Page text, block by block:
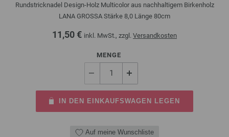
Rundstricknadel Design-Holz Multicolor aus nachhaltigem Birkenholz
LANA GROSSA Stärke 8,0 Länge 80cm
11,50 € inkl. MwSt., zzgl. Versandkosten
MENGE
IN DEN EINKAUFSWAGEN LEGEN
Auf meine Wunschliste